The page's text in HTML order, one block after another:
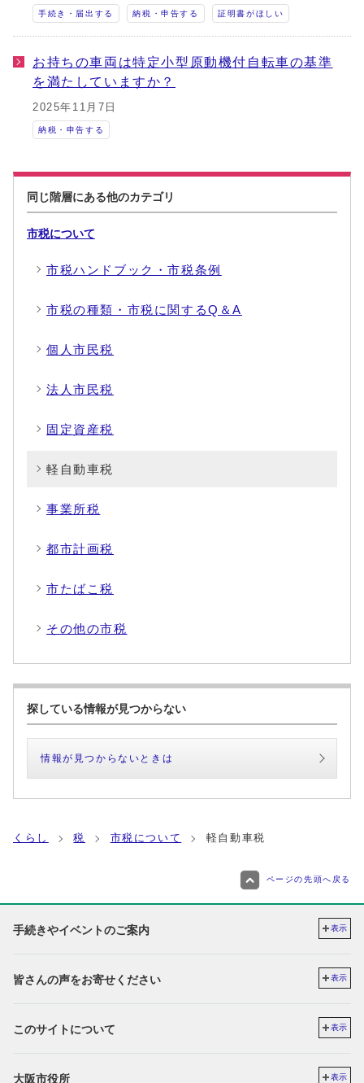
手続き・届出する 納税・申告する 証明書がほしい
お持ちの車両は特定小型原動機付自転車の基準
を満たしていますか？
2025年11月7日
納税・申告する
同じ階層にある他のカテゴリ
市税について
市税ハンドブック・市税条例
市税の種類・市税に関するQ＆A
個人市民税
法人市民税
固定資産税
軽自動車税
事業所税
都市計画税
市たばこ税
その他の市税
探している情報が見つからない
情報が見つからないときは
くらし 税 市税について 軽自動車税
ページの先頭へ戻る
手続きやイベントのご案内 表示
皆さんの声をお寄せください 表示
このサイトについて 表示
大阪市役所 表示